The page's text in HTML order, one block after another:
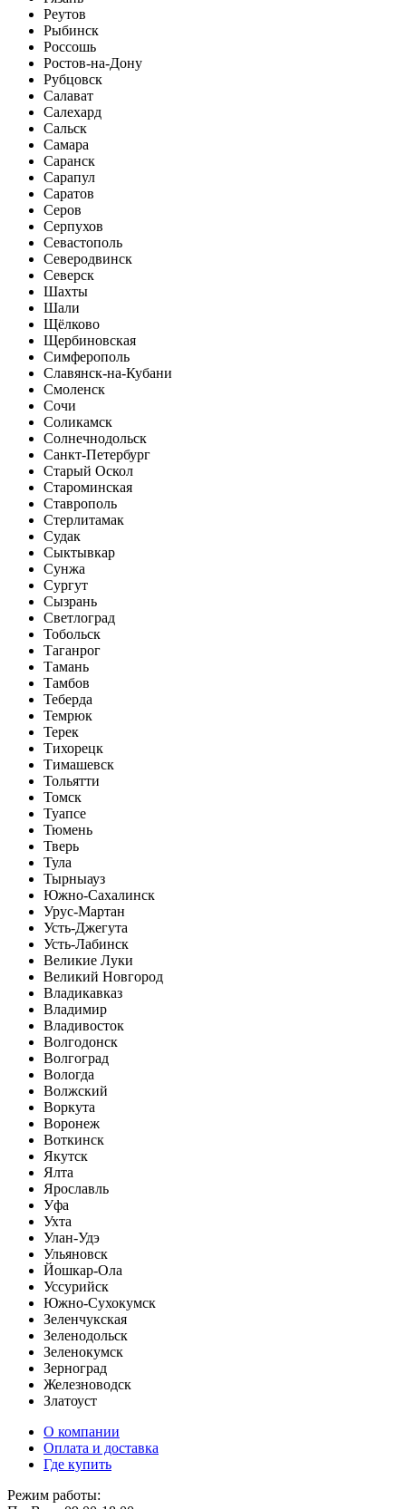
Реутов
Рыбинск
Россошь
Ростов-на-Дону
Рубцовск
Салават
Салехард
Сальск
Самара
Саранск
Сарапул
Саратов
Серов
Серпухов
Севастополь
Северодвинск
Северск
Шахты
Шали
Щёлково
Щербиновская
Симферополь
Славянск-на-Кубани
Смоленск
Сочи
Соликамск
Солнечнодольск
Санкт-Петербург
Старый Оскол
Староминская
Ставрополь
Стерлитамак
Судак
Сыктывкар
Сунжа
Сургут
Сызрань
Светлоград
Тобольск
Таганрог
Тамань
Тамбов
Теберда
Темрюк
Терек
Тихорецк
Тимашевск
Тольятти
Томск
Туапсе
Тюмень
Тверь
Тула
Тырныауз
Южно-Сахалинск
Урус-Мартан
Усть-Джегута
Усть-Лабинск
Великие Луки
Великий Новгород
Владикавказ
Владимир
Владивосток
Волгодонск
Волгоград
Вологда
Волжский
Воркута
Воронеж
Воткинск
Якутск
Ялта
Ярославль
Уфа
Ухта
Улан-Удэ
Ульяновск
Йошкар-Ола
Уссурийск
Южно-Сухокумск
Зеленчукская
Зеленодольск
Зеленокумск
Зерноград
Железноводск
Златоуст
О компании
Оплата и доставка
Где купить
Режим работы: